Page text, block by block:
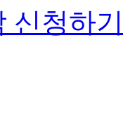
신청하기